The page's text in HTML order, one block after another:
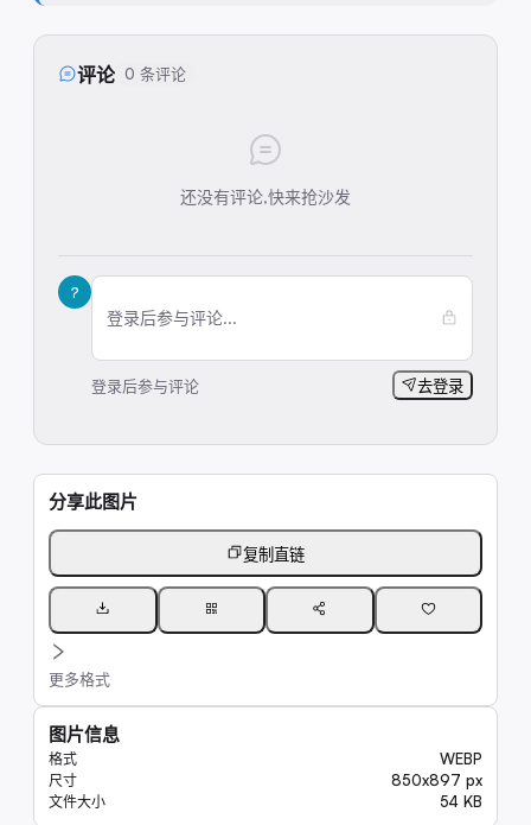
评论 0 条评论
还没有评论,快来抢沙发
?
登录后参与评论...
登录后参与评论 去登录
分享此图片
复制直链
更多格式
图片信息
格式 WEBP
尺寸 850x897 px
文件大小 54 KB